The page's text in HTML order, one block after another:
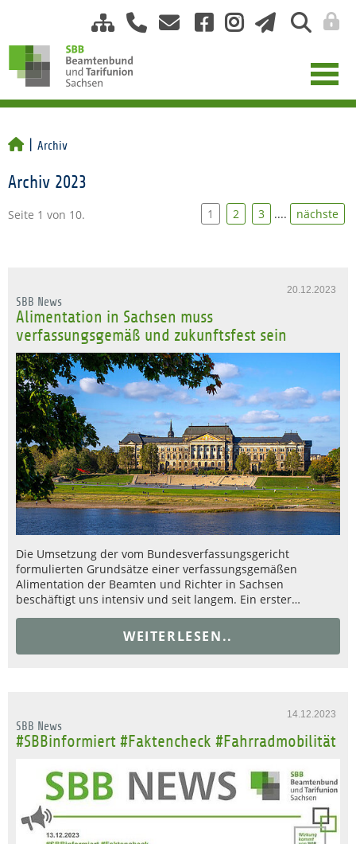
Archiv
Archiv 2023
Seite 1 von 10. 1 2 3 .... nächste
20.12.2023
SBB News
Alimentation in Sachsen muss
verfassungsgemäß und zukunftsfest sein
Die Umsetzung der vom Bundesverfassungsgericht
formulierten Grundsätze einer verfassungsgemäßen
Alimentation der Beamten und Richter in Sachsen
beschäftigt uns intensiv und seit langem. Ein erster…
WEITERLESEN..
14.12.2023
SBB News
#SBBinformiert #Faktencheck #Fahrradmobilität